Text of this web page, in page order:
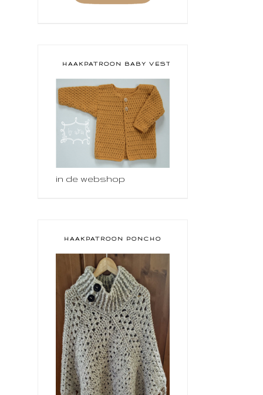
HAAKPATROON BABY VESTJE
in de webshop
HAAKPATROON PONCHO